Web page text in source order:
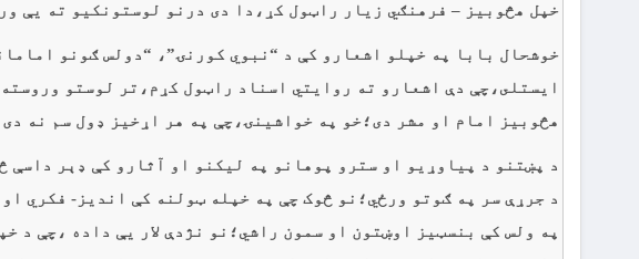
خپل هڅوبیز – فرهنګي زيار راټول کړ،دا دی درنو لوستونکيو ته يې
خوشحال بابا په خپلو اشعارو کې د “نبوي کورنۍ”، “دولس ګونو
ايستلى،چې دې اشعارو ته روايتي اسناد راټول کړم،تر لوستو
هڅوبیز امام او مشر دى؛خو په خواشینۍ،چې په هر اړخيز ډول سم نه
د پښتنو د پياوړيو او سترو پوهانو په ليکنو او آثارو کې ډېر
د جرړې سر په ګوتو ورځي؛نو څوک چې په خپله ټولنه کې اندیز- فکري
په ولس کې بنسټيز اوښتون او سمون راشي؛نو نژدې لار يې داده ،چې د